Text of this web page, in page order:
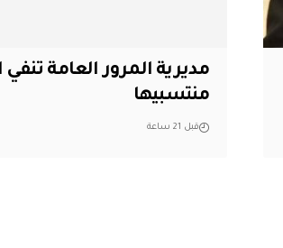
مديرية المرور العامة تنفي
منتسبيها
قبل 21 ساعة